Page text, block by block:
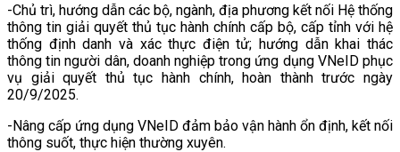
-Chủ trì, hướng dẫn các bộ, ngành, địa phương kết nối Hệ thống
thông tin giải quyết thủ tục hành chính cấp bộ, cấp tỉnh với hệ
thống định danh và xác thực điện tử; hướng dẫn khai thác
thông tin người dân, doanh nghiệp trong ứng dụng VNeID phục
vụ giải quyết thủ tục hành chính, hoàn thành trước ngày
20/9/2025.
-Nâng cấp ứng dụng VNeID đảm bảo vận hành ổn định, kết nối
thông suốt, thực hiện thường xuyên.